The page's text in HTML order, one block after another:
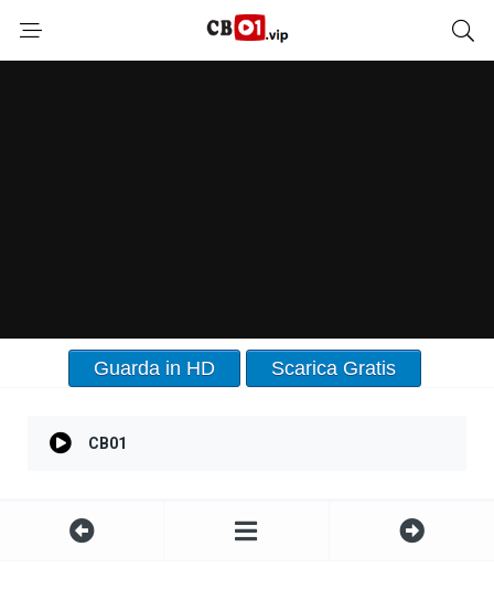
Guarda in HD Scarica Gratis
CB01